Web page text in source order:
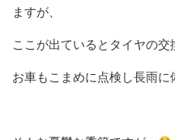
ますが、
ここが出ているとタイヤの交
お車もこまめに点検し長雨に